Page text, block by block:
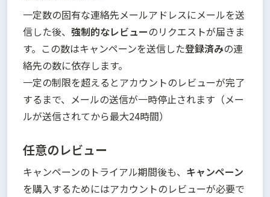
一定数の固有な連絡先メールアドレスにメールを送
信した後、 強制的なレビューのリクエストが届きま
す。この数はキャンペーンを送信した登録済みの連
絡先の数に依存します。
一定の制限を超えるとアカウントのレビューが完了
するまで、メールの送信が一時停止されます（メー
ルが送信されてから最大24時間）
任意のレビュー
キャンペーンのトライアル期間後も、 キャンペーン
を購入するためにはアカウントのレビューが必要で